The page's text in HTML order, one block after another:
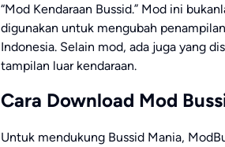
“Mod Kendaraan Bussid.” Mod ini
digunakan untuk mengubah
Indonesia. Selain mod, ada juga yang
tampilan luar kendaraan.
Cara Download Mod
Untuk mendukung Bussid Mania,